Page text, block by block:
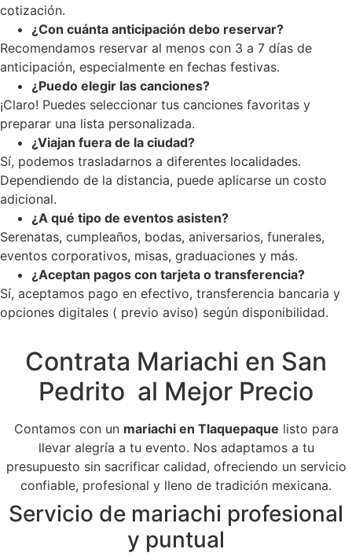
cotización.
¿Con cuánta anticipación debo reservar?
Recomendamos reservar al menos con 3 a 7 días de
anticipación, especialmente en fechas festivas.
¿Puedo elegir las canciones?
¡Claro! Puedes seleccionar tus canciones favoritas y
preparar una lista personalizada.
¿Viajan fuera de la ciudad?
Sí, podemos trasladarnos a diferentes localidades.
Dependiendo de la distancia, puede aplicarse un costo
adicional.
¿A qué tipo de eventos asisten?
Serenatas, cumpleaños, bodas, aniversarios, funerales,
eventos corporativos, misas, graduaciones y más.
¿Aceptan pagos con tarjeta o transferencia?
Sí, aceptamos pago en efectivo, transferencia bancaria y
opciones digitales ( previo aviso) según disponibilidad.
Contrata Mariachi en San
Pedrito al Mejor Precio
Contamos con un mariachi en Tlaquepaque listo para
llevar alegría a tu evento. Nos adaptamos a tu
presupuesto sin sacrificar calidad, ofreciendo un servicio
confiable, profesional y lleno de tradición mexicana.
Servicio de mariachi profesional
y puntual